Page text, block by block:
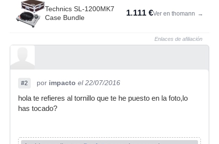
Technics SL-1200MK7
Case Bundle
1.111 €Ver en thomann →
Enlaces de afiliación
#2 por impacto el 22/07/2016
hola te refieres al tornillo que te he puesto en la foto,lo
has tocado?